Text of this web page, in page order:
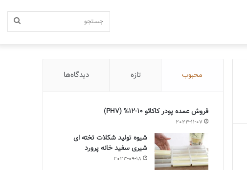
محبوب تازه دیدگاه‌ها
فروش عمده پودر کاکائو 10-12% (PH7)
2023-11-07
شیوه تولید شکلات تخته ای
شیری سفید خانه پرورد
2023-09-18